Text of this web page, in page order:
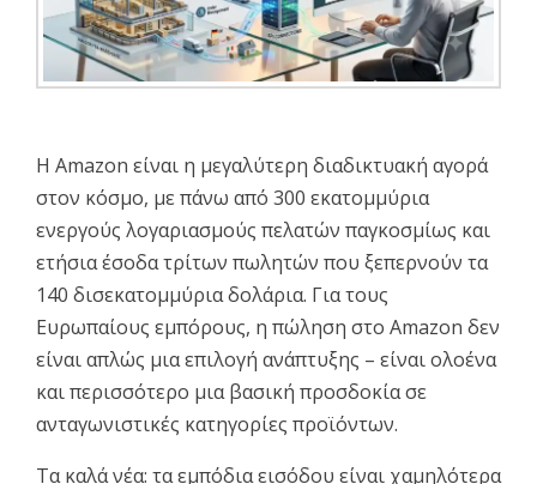
Η Amazon είναι η μεγαλύτερη διαδικτυακή αγορά
στον κόσμο, με πάνω από 300 εκατομμύρια
ενεργούς λογαριασμούς πελατών παγκοσμίως και
ετήσια έσοδα τρίτων πωλητών που ξεπερνούν τα
140 δισεκατομμύρια δολάρια. Για τους
Ευρωπαίους εμπόρους, η πώληση στο Amazon δεν
είναι απλώς μια επιλογή ανάπτυξης – είναι ολοένα
και περισσότερο μια βασική προσδοκία σε
ανταγωνιστικές κατηγορίες προϊόντων.
Τα καλά νέα: τα εμπόδια εισόδου είναι χαμηλότερα